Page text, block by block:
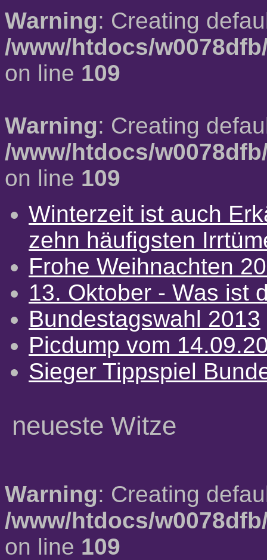
Warning: Creating
/www/htdocs/
on line 109
Warning: Creating
/www/htdocs/
on line 109
Winterzeit ist auch
zehn häufigsten
Frohe Weihnachten
13. Oktober - Was ist
Bundestagswahl 2013
Picdump vom
Sieger Tippspiel
neueste Witze
Warning: Creating
/www/htdocs/
on line 109